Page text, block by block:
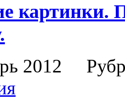
картинки.
2012